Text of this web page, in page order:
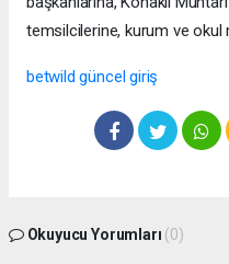
temsilcilerine, kurum ve okul
betwild güncel giriş
Okuyucu Yorumları (0)